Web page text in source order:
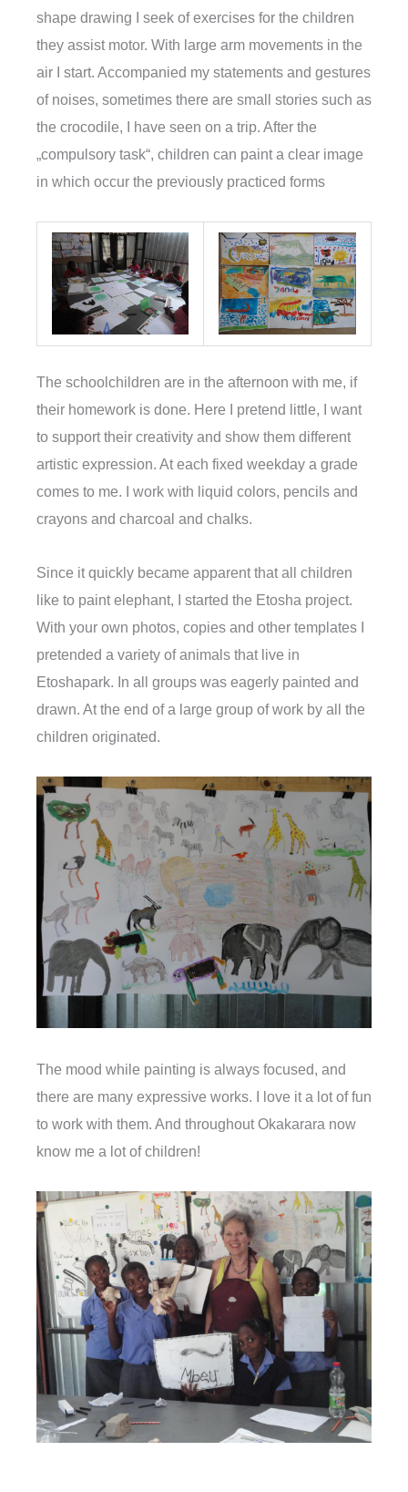
shape drawing I seek of exercises for the children
they assist motor. With large arm movements in the
air I start. Accompanied my statements and gestures
of noises, sometimes there are small stories such as
the crocodile, I have seen on a trip. After the
„compulsory task“, children can paint a clear image
in which occur the previously practiced forms
The schoolchildren are in the afternoon with me, if
their homework is done. Here I pretend little, I want
to support their creativity and show them different
artistic expression. At each fixed weekday a grade
comes to me. I work with liquid colors, pencils and
crayons and charcoal and chalks.
Since it quickly became apparent that all children
like to paint elephant, I started the Etosha project.
With your own photos, copies and other templates I
pretended a variety of animals that live in
Etoshapark. In all groups was eagerly painted and
drawn. At the end of a large group of work by all the
children originated.
The mood while painting is always focused, and
there are many expressive works. I love it a lot of fun
to work with them. And throughout Okakarara now
know me a lot of children!